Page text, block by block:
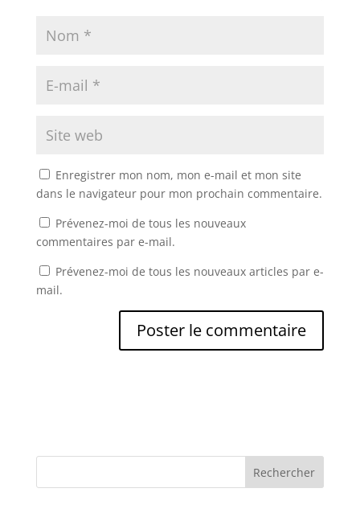
Enregistrer mon nom, mon e-mail et mon site
dans le navigateur pour mon prochain commentaire.
Prévenez-moi de tous les nouveaux
commentaires par e-mail.
Prévenez-moi de tous les nouveaux articles par e-
mail.